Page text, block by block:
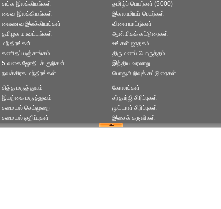
சங்க இலக்கியங்கள்
சைவ இலக்கியங்கள்
வைணவ இலக்கியங்கள்
தமிழக மாவட்டங்கள்
தமிழ்ப் பெயர்கள் (5000)
இசுலாமியப் பெயர்கள்
விளையாட்டுகள்
ஆன்மிகக் கட்டுரைகள்
மந்திரங்கள்
கணிதப் பஞ்சாங்கம்
5 வகை ஜோதிடக் குறிகள்
நவக்கிரக மந்திரங்கள்
உங்கள் ஜாதகம்
திருமணப் பொருத்தம்
இந்திய வரலாறு
பொதுஅறிவுக் கட்டுரைகள்
சித்த மருத்துவம்
இயற்கை மருத்துவம்
சமையல் செய்முறை
சமையல் குறிப்புகள்
கோலங்கள்
சர்தார்ஜி சிரிப்புகள்
முட்டாள் சிரிப்புகள்
இசைக் கருவிகள்